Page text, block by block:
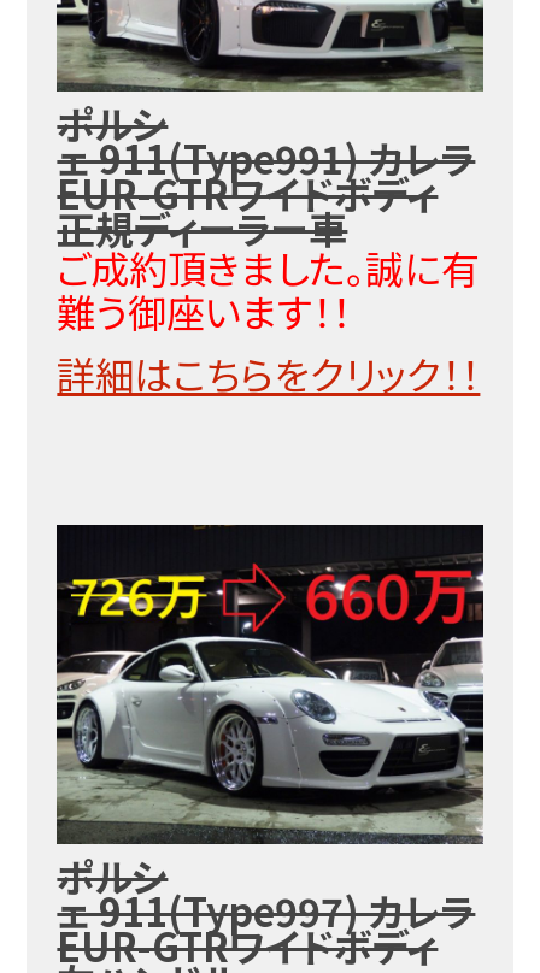
ポルシ
ェ 911(Type991) カレラ
EUR-GTRワイドボディ
正規ディーラー車
ご成約頂きました。誠に有
難う御座います！！
詳細はこちらをクリック！！
ポルシ
ェ 911(Type997) カレラ
EUR-GTRワイドボディ